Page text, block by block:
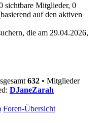
sichtbare Mitglieder, 0
auf den aktiven
die am 29.04.2026,
632 • Mitglieder
DJaneZarah
Foren-Übersicht